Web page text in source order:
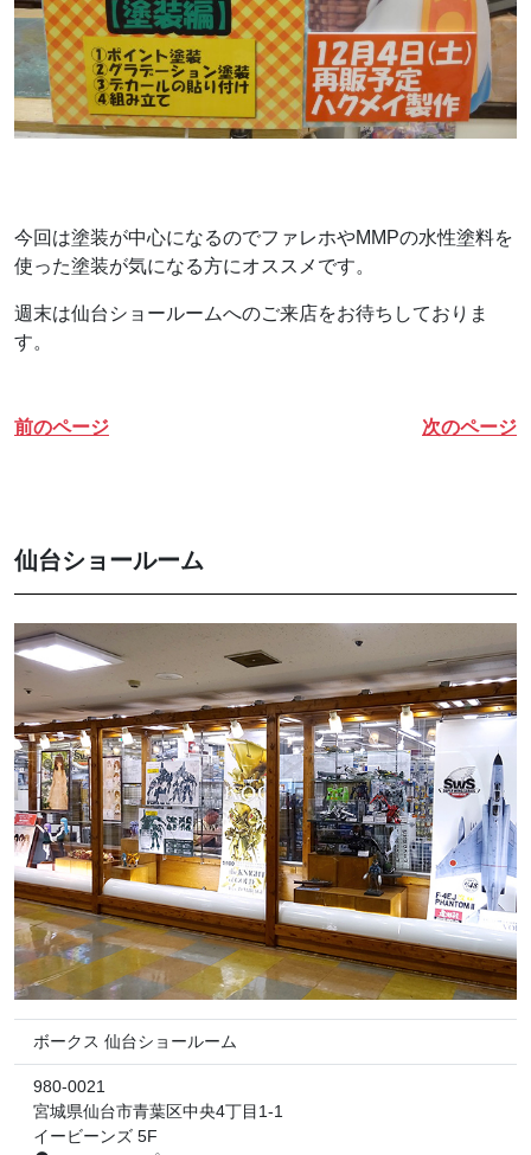
今回は塗装が中心になるのでファレホやMMPの水性塗料を
使った塗装が気になる方にオススメです。
週末は仙台ショールームへのご来店をお待ちしておりま
す。
前のページ 次のページ
仙台ショールーム
ボークス 仙台ショールーム
980-0021
宮城県仙台市青葉区中央4丁目1-1
イービーンズ 5F